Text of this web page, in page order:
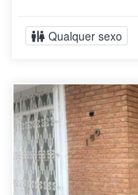
Qualquer sexo